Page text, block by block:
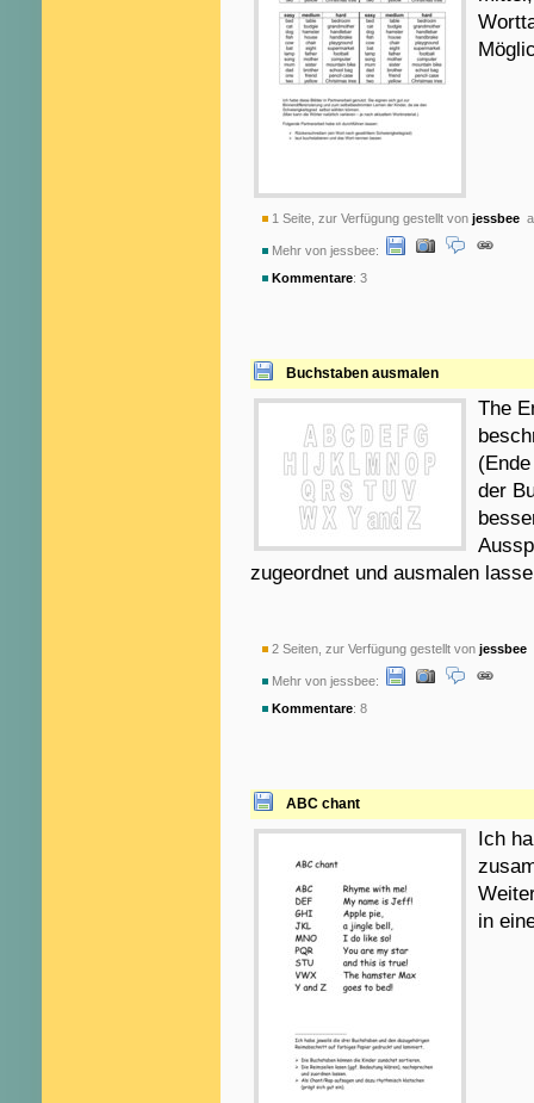
1 Seite, zur Verfügung gestellt von jessbee
Mehr von jessbee:
Kommentare: 3
Buchstaben ausmalen
The
der
zugeordnet und ausmalen
2 Seiten, zur Verfügung gestellt von jessbee
Mehr von jessbee:
Kommentare: 8
ABC chant
Ich
in